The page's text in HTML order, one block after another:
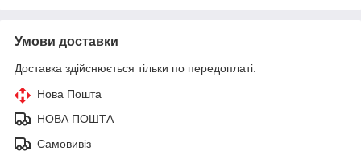
Умови доставки
Доставка здійснюється тільки по передоплаті.
Нова Пошта
НОВА ПОШТА
Самовивіз